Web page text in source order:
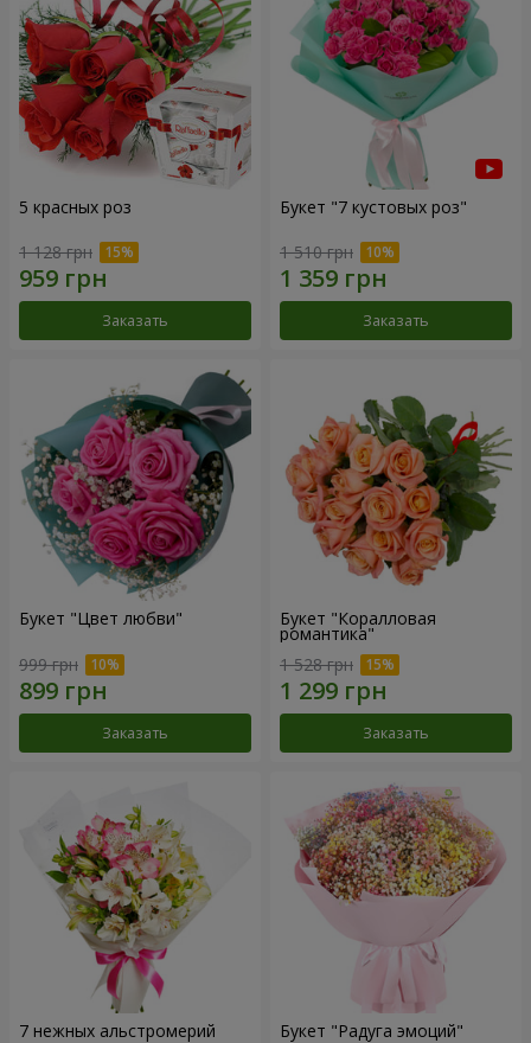
5 красных роз
1 128 грн
Заказать
Букет "7 кустовых роз"
1 510 грн
Заказать
Букет "Цвет любви"
999 грн
Заказать
Букет "Коралловая
романтика"
1 528 грн
Заказать
7 нежных альстромерий Букет "Радуга эмоций"